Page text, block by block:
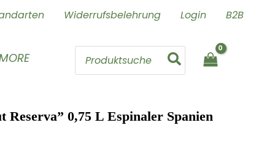
Widerrufsbelehrung Login B2B
Search
Reserva” 0,75 L Espinaler Spanien